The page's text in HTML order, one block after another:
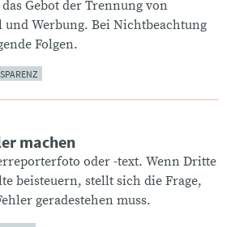
Gebot der Trennung von
Werbung. Bei Nichtbeachtung
Folgen.
machen
oder -text. Wenn Dritte
beisteuern, stellt sich die Frage,
geradestehen muss.